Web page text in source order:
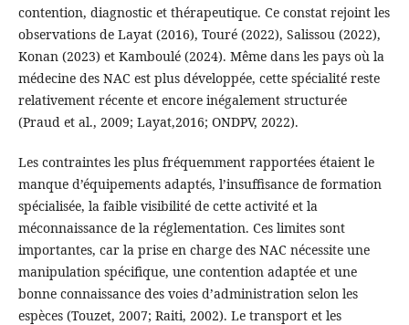
contention, diagnostic et thérapeutique. Ce constat rejoint les
observations de Layat (2016), Touré (2022), Salissou (2022),
Konan (2023) et Kamboulé (2024). Même dans les pays où la
médecine des NAC est plus développée, cette spécialité reste
relativement récente et encore inégalement structurée
(Praud et al., 2009; Layat,2016; ONDPV, 2022).
Les contraintes les plus fréquemment rapportées étaient le
manque d’équipements adaptés, l’insuffisance de formation
spécialisée, la faible visibilité de cette activité et la
méconnaissance de la réglementation. Ces limites sont
importantes, car la prise en charge des NAC nécessite une
manipulation spécifique, une contention adaptée et une
bonne connaissance des voies d’administration selon les
espèces (Touzet, 2007; Raiti, 2002). Le transport et les